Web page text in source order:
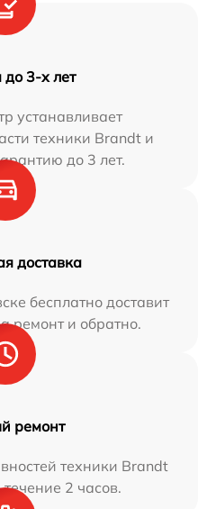
до 3-х лет
устанавливает
техники Brandt и
до 3 лет.
доставка
бесплатно доставит
ремонт и обратно.
ремонт
техники Brandt
2 часов.